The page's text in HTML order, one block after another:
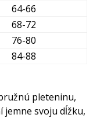
64-66
68-72
76-80
84-88
pleteninu,
jemne svoju dĺžku,